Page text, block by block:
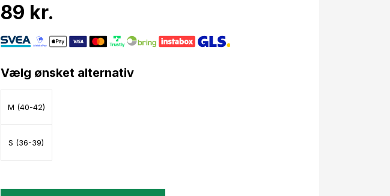
89 kr.
Vælg ønsket alternativ
M (40-42)
S (36-39)